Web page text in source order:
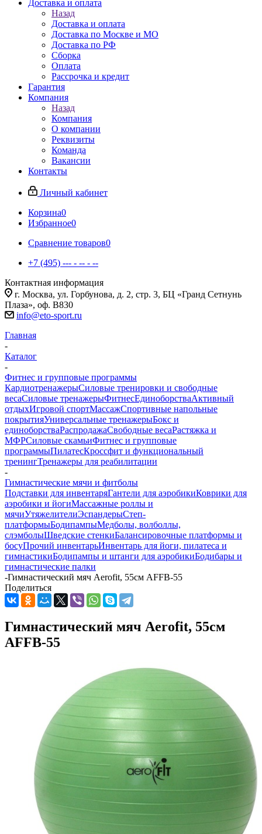
Доставка и оплата
Назад
Доставка и оплата
Доставка по Москве и МО
Доставка по РФ
Сборка
Оплата
Рассрочка и кредит
Гарантия
Компания
Назад
Компания
О компании
Реквизиты
Команда
Вакансии
Контакты
Личный кабинет
Корзина0
Избранное0
Сравнение товаров0
+7 (495) --- - -- - --
Контактная информация
г. Москва, ул. Горбунова, д. 2, стр. 3, БЦ «Гранд Сетнунь
Плаза», оф. В830
info@eto-sport.ru
Главная
-
Каталог
-
Фитнес и групповые программы
КардиотренажерыСиловые тренировки и свободные
весаСиловые тренажерыФитнесЕдиноборстваАктивный
отдыхИгровой спортМассажСпортивные напольные
покрытияУниверсальные тренажерыБокс и
единоборстваРаспродажаСвободные весаРастяжка и
МФРСиловые скамьиФитнес и групповые
программыПилатесКроссфит и функциональный
тренингТренажеры для реабилитации
-
Гимнастические мячи и фитболы
Подставки для инвентаряГантели для аэробикиКоврики для
аэробики и йогиМассажные роллы и
мячиУтяжелителиЭспандерыСтеп-
платформыБодипампыМедболы, волболлы,
слэмболыШведские стенкиБалансировочные платформы и
босуПрочий инвентарьИнвентарь для йоги, пилатеса и
гимнастикиБодипампы и штанги для аэробикиБодибары и
гимнастические палки
-Гимнастический мяч Aerofit, 55см AFFB-55
Поделиться
Гимнастический мяч Aerofit, 55см
AFFB-55